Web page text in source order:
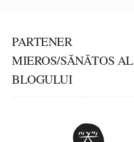
PARTENER
MIEROS/SĂNĂTOS AL
BLOGULUI